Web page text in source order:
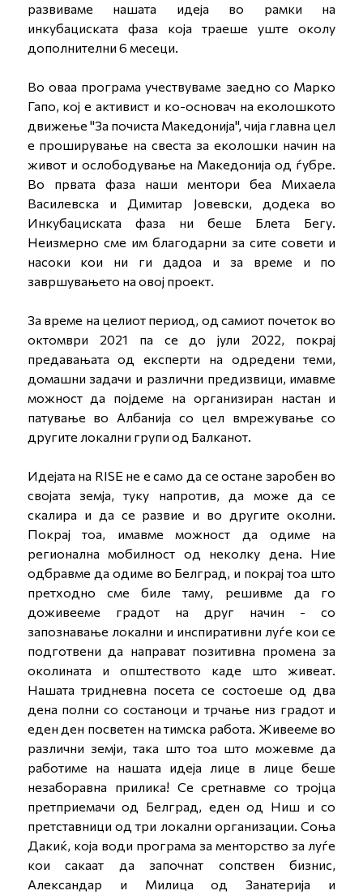
развиваме нашата идеја во рамки на
инкубациската фаза која траеше уште околу
дополнителни 6 месеци.
Во оваа програма учествуваме заедно со Марко
Гапо, кој е активист и ко-основач на еколошкото
движење ''За почиста Македонија'', чија главна цел
е проширување на свеста за еколошки начин на
живот и ослободување на Македонија од ѓубре.
Во првата фаза наши ментори беа Михаела
Василевска и Димитар Јовевски, додека во
Инкубациската фаза ни беше Блета Бегу.
Неизмерно сме им благодарни за сите совети и
насоки кои ни ги дадоа и за време и по
завршувањето на овој проект.
За време на целиот период, од самиот почеток во
октомври 2021 па се до јули 2022, покрај
предавањата од експерти на одредени теми,
домашни задачи и различни предизвици, имавме
можност да појдеме на организиран настан и
патување во Албанија со цел вмрежување со
другите локални групи од Балканот.
Идејата на RISE не е само да се остане заробен во
својата земја, туку напротив, да може да се
скалира и да се развие и во другите околни.
Покрај тоа, имавме можност да одиме на
регионална мобилност од неколку дена. Ние
одбравме да одиме во Белград, и покрај тоа што
претходно сме биле таму, решивме да го
доживееме градот на друг начин - со
запознавање локални и инспиративни луѓе кои се
подготвени да направат позитивна промена за
околината и општеството каде што живеат.
Нашата тридневна посета се состоеше од два
дена полни со состаноци и трчање низ градот и
еден ден посветен на тимска работа. Живееме во
различни земји, така што тоа што можевме да
работиме на нашата идеја лице в лице беше
незаборавна прилика! Се сретнавме со тројца
претприемачи од Белград, еден од Ниш и со
претставници од три локални организации. Соња
Дакиќ, која води програма за менторство за луѓе
кои сакаат да започнат сопствен бизнис,
Александар и Милица од Занатерија и